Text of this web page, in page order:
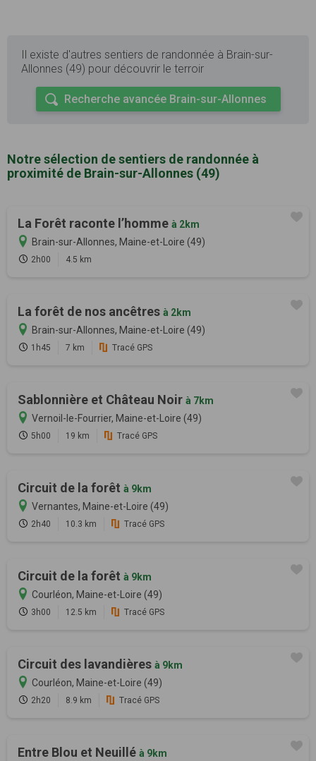
Il existe d'autres sentiers de randonnée à Brain-sur-
Allonnes (49) pour découvrir le terroir
Recherche avancée Brain-sur-Allonnes
Notre sélection de sentiers de randonnée à
proximité de Brain-sur-Allonnes (49)
La Forêt raconte l’homme à 2km
Brain-sur-Allonnes, Maine-et-Loire (49)
2h00 4.5 km
La forêt de nos ancêtres à 2km
Brain-sur-Allonnes, Maine-et-Loire (49)
1h45 7 km Tracé GPS
Sablonnière et Château Noir à 7km
Vernoil-le-Fourrier, Maine-et-Loire (49)
5h00 19 km Tracé GPS
Circuit de la forêt à 9km
Vernantes, Maine-et-Loire (49)
2h40 10.3 km Tracé GPS
Circuit de la forêt à 9km
Courléon, Maine-et-Loire (49)
3h00 12.5 km Tracé GPS
Circuit des lavandières à 9km
Courléon, Maine-et-Loire (49)
2h20 8.9 km Tracé GPS
Entre Blou et Neuillé à 9km